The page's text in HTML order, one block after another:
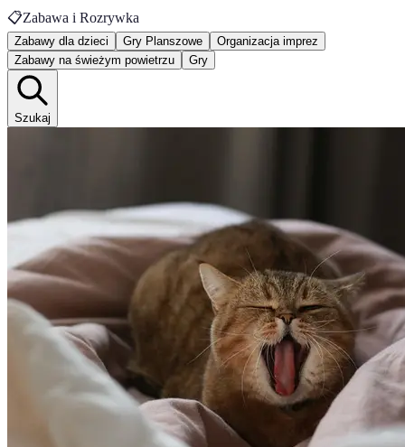
📋Zabawa i Rozrywka
Zabawy dla dzieci Gry Planszowe
Organizacja imprez
Zabawy na świeżym powietrzu
Gry
Szukaj